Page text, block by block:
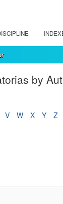
by
V W X Y
Z